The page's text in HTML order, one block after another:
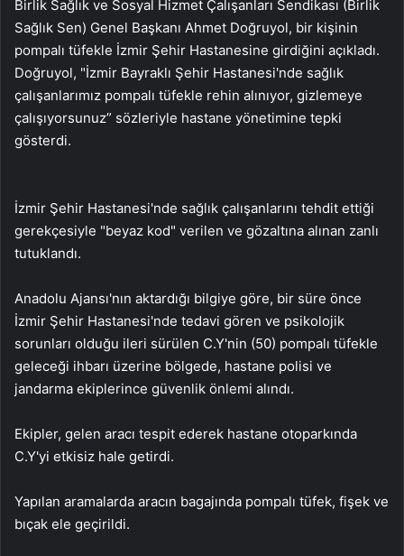
Birlik Sağlık ve Sosyal Hizmet Çalışanları Sendikası (Birlik
Sağlık Sen) Genel Başkanı Ahmet Doğruyol, bir kişinin
pompalı tüfekle İzmir Şehir Hastanesine girdiğini açıkladı.
Doğruyol, "İzmir Bayraklı Şehir Hastanesi'nde sağlık
çalışanlarımız pompalı tüfekle rehin alınıyor, gizlemeye
çalışıyorsunuz” sözleriyle hastane yönetimine tepki
gösterdi.
İzmir Şehir Hastanesi'nde sağlık çalışanlarını tehdit ettiği
gerekçesiyle "beyaz kod" verilen ve gözaltına alınan zanlı
tutuklandı.
Anadolu Ajansı'nın aktardığı bilgiye göre, bir süre önce
İzmir Şehir Hastanesi'nde tedavi gören ve psikolojik
sorunları olduğu ileri sürülen C.Y'nin (50) pompalı tüfekle
geleceği ihbarı üzerine bölgede, hastane polisi ve
jandarma ekiplerince güvenlik önlemi alındı.
Ekipler, gelen aracı tespit ederek hastane otoparkında
C.Y'yi etkisiz hale getirdi.
Yapılan aramalarda aracın bagajında pompalı tüfek, fişek ve
bıçak ele geçirildi.